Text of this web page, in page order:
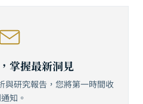
掌握最新洞見
與研究報告，您將第一時間收
知。